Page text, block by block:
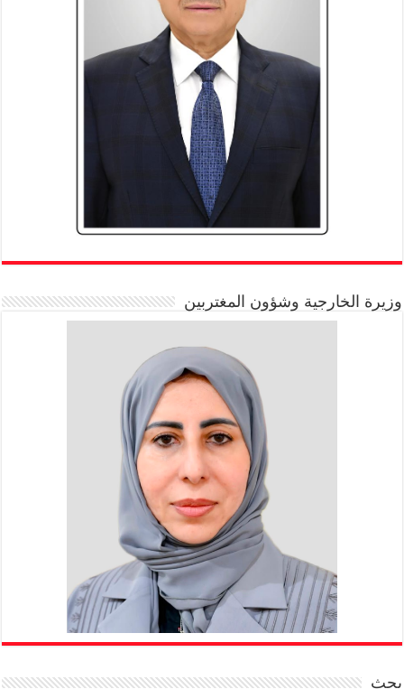
وزيرة الخارجية وشؤون المغتربين
بحث